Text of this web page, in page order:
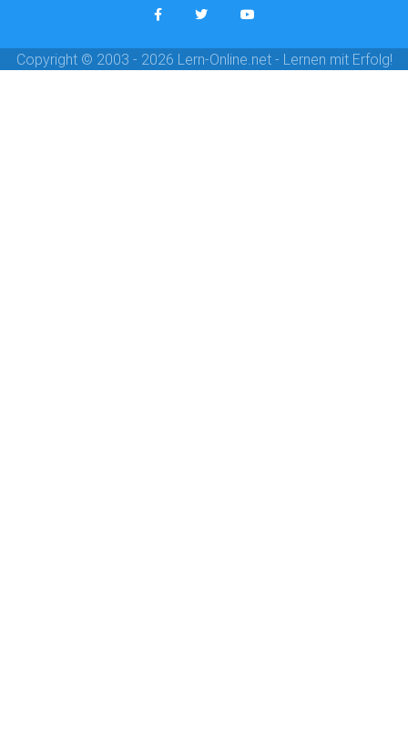
Copyright © 2003 - 2026 Lern-Online.net - Lernen mit Erfolg!